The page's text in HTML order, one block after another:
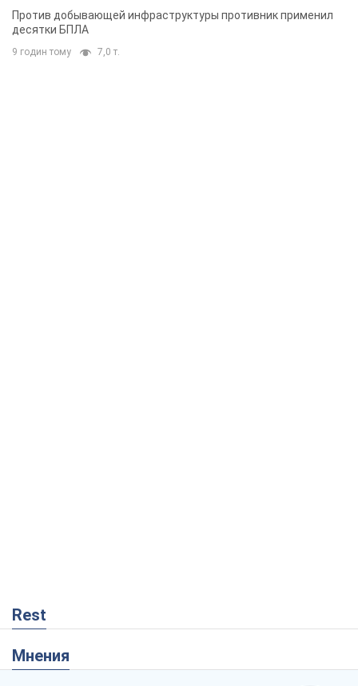
Против добывающей инфраструктуры противник применил
десятки БПЛА
9 годин тому 7,0 т.
Rest
Мнения